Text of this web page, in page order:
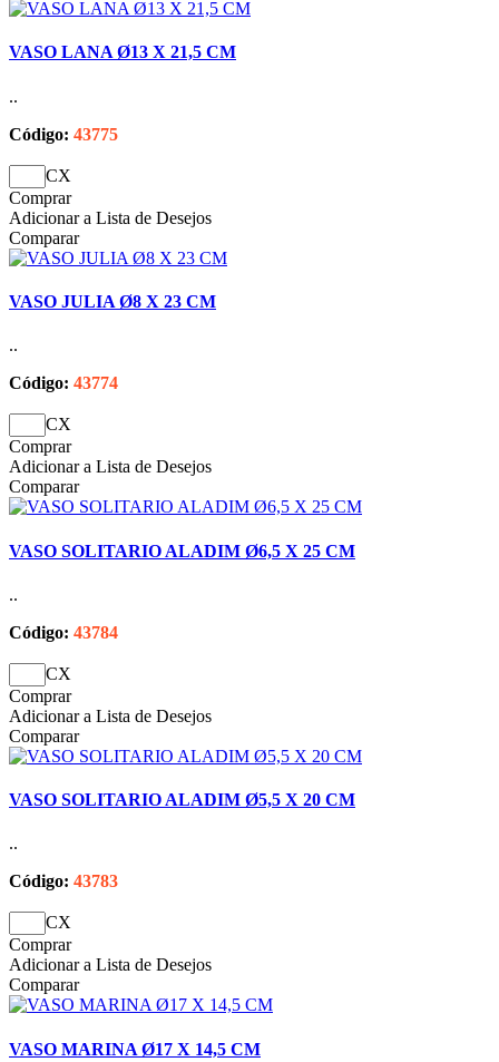
VASO LANA Ø13 X 21,5 CM
..
Código: 43775
CX
Comprar
Adicionar a Lista de Desejos
Comparar
VASO JULIA Ø8 X 23 CM
..
Código: 43774
CX
Comprar
Adicionar a Lista de Desejos
Comparar
VASO SOLITARIO ALADIM Ø6,5 X 25 CM
..
Código: 43784
CX
Comprar
Adicionar a Lista de Desejos
Comparar
VASO SOLITARIO ALADIM Ø5,5 X 20 CM
..
Código: 43783
CX
Comprar
Adicionar a Lista de Desejos
Comparar
VASO MARINA Ø17 X 14,5 CM